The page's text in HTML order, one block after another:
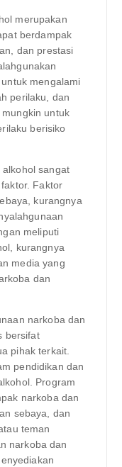
merupakan
berdampak
dan prestasi
mengalami
perilaku, dan
untuk
berisiko
sangat
Faktor
kurangnya
meliputi
kurangnya
media yang
dan
narkoba dan
bersifat
pihak terkait.
pendidikan dan
Program
narkoba dan
sebaya, dan
teman
narkoba dan